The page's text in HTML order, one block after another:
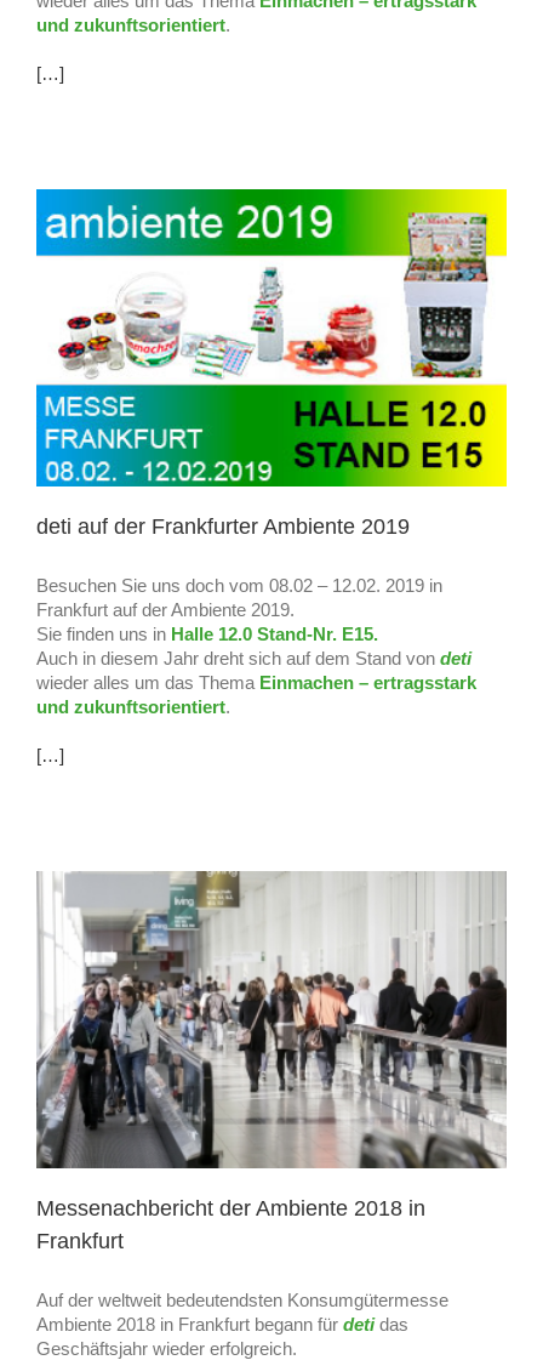
und zukunftsorientiert.
[…]
deti auf der Frankfurter Ambiente 2019
Besuchen Sie uns doch vom 08.02 – 12.02. 2019 in
Frankfurt auf der Ambiente 2019.
Sie finden uns in Halle 12.0 Stand-Nr. E15.
Auch in diesem Jahr dreht sich auf dem Stand von deti
wieder alles um das Thema Einmachen – ertragsstark
und zukunftsorientiert.
[…]
Messenachbericht der Ambiente 2018 in
Frankfurt
Auf der weltweit bedeutendsten Konsumgütermesse
Ambiente 2018 in Frankfurt begann für detidas
Geschäftsjahr wieder erfolgreich.